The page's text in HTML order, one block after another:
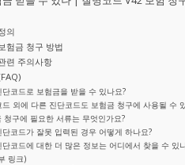
의
험금 청구 방법
련 주의사항
코드로 보험금을 받을 수 있나요?
외에 다른 진단코드도 보험금 청구에 사용될 수
청구에 필요한 서류는 무엇인가요?
코드가 잘못 입력된 경우 어떻게 하나요?
코드에 대한 더 많은 정보는 어디에서 찾을 수 있
링크)